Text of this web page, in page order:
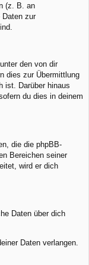
(z. B. an
Daten zur
den von dir
dies zur Übermittlung
ist. Darüber hinaus
du dies in deinem
die die phpBB-
Bereichen seiner
wird er dich
Daten über dich
Daten verlangen.